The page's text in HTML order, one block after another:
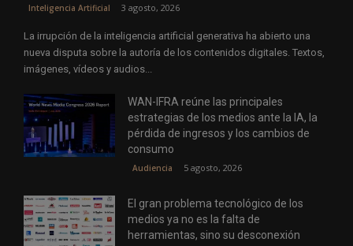
Inteligencia Artificial 3 agosto, 2026
La irrupción de la inteligencia artificial generativa ha abierto una
nueva disputa sobre la autoría de los contenidos digitales. Textos,
imágenes, vídeos y audios...
WAN-IFRA reúne las principales
estrategias de los medios ante la IA, la
pérdida de ingresos y los cambios de
consumo
Audiencia 5 agosto, 2026
El gran problema tecnológico de los
medios ya no es la falta de
herramientas, sino su desconexión